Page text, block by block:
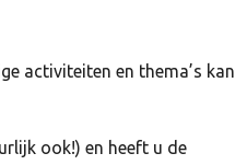
activiteiten en thema’s kan
ook!) en heeft u de